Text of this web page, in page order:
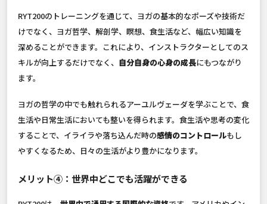
RYT200のトレーニングを通じて、ヨガの基本的なポーズや技術だ
けでなく、ヨガ哲学、解剖学、瞑想、食生活など、幅広い知識を
深めることができます。これにより、インストラクターとしてのス
キルが向上するだけでなく、 自分自身の心身の成長にもつながり
ます。
ヨガの哲学の中でも触れられるアーユルヴェーダを学ぶことで、食
生活や日常生活においても整いを得られます。食生活や思考の変化
することで、イライラや落ち込んだ時の感情のコントロールもし
やすくなるため、日々の生活がより豊かになります。
メリット④：世界中どこでも活躍ができる